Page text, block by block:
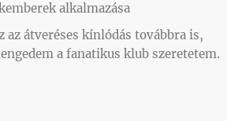
alkalmazása
az átveréses kínlódás továbbra is,
a fanatikus klub szeretetem.